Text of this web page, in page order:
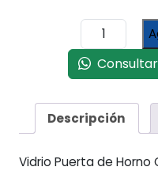
Vidrio
Puerta
De
Horno
Orbis
Linea
(834
Descripción
Vidrio Puerta de Horno